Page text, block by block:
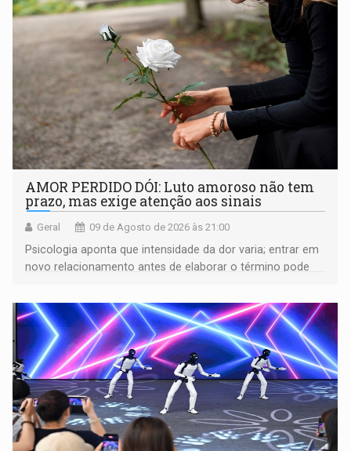
AMOR PERDIDO DÓI: Luto amoroso não tem
prazo, mas exige atenção aos sinais
Geral 09 de Agosto de 2026 às 21:00
Psicologia aponta que intensidade da dor varia; entrar em
novo relacionamento antes de elaborar o término pode